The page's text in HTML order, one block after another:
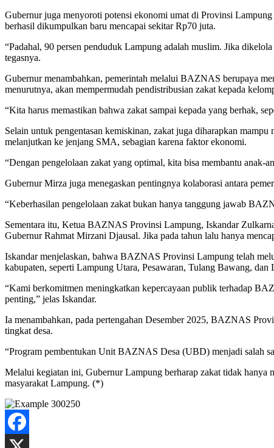
Gubernur juga menyoroti potensi ekonomi umat di Provinsi
berhasil dikumpulkan baru mencapai sekitar Rp70 juta.
“Padahal, 90 persen penduduk Lampung adalah muslim. Jika
tegasnya.
Gubernur menambahkan, pemerintah melalui BAZNAS berupaya
menurutnya, akan mempermudah pendistribusian zakat kepada
“Kita harus memastikan bahwa zakat sampai kepada yang berhak,
Selain untuk pengentasan kemiskinan, zakat juga diharapkan
melanjutkan ke jenjang SMA, sebagian karena faktor ekonomi.
“Dengan pengelolaan zakat yang optimal, kita bisa membantu anak-
Gubernur Mirza juga menegaskan pentingnya kolaborasi antara
“Keberhasilan pengelolaan zakat bukan hanya tanggung jawab
Sementara itu, Ketua BAZNAS Provinsi Lampung, Iskandar
Gubernur Rahmat Mirzani Djausal. Jika pada tahun lalu hanya
Iskandar menjelaskan, bahwa BAZNAS Provinsi Lampung telah
kabupaten, seperti Lampung Utara, Pesawaran, Tulang Bawang, dan
“Kami berkomitmen meningkatkan kepercayaan publik terhadap
penting,” jelas Iskandar.
Ia menambahkan, pada pertengahan Desember 2025, BAZNAS
tingkat desa.
“Program pembentukan Unit BAZNAS Desa (UBD) menjadi salah
Melalui kegiatan ini, Gubernur Lampung berharap zakat tidak hanya
masyarakat Lampung. (*)